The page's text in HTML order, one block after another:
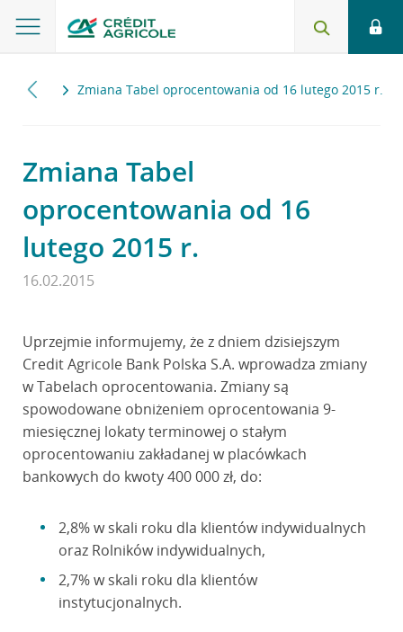
2015 Zmiana Tabel oprocentowania od 16 lutego 2015 r.
Zmiana Tabel
oprocentowania od 16
lutego 2015 r.
16.02.2015
Uprzejmie informujemy, że z dniem dzisiejszym
Credit Agricole Bank Polska S.A. wprowadza zmiany
w Tabelach oprocentowania. Zmiany są
spowodowane obniżeniem oprocentowania 9-
miesięcznej lokaty terminowej o stałym
oprocentowaniu zakładanej w placówkach
bankowych do kwoty 400 000 zł, do:
2,8% w skali roku dla klientów indywidualnych
oraz Rolników indywidualnych,
2,7% w skali roku dla klientów
instytucjonalnych.